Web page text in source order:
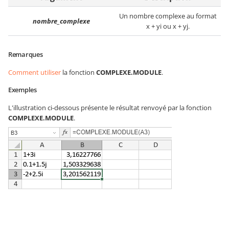
nombre_complexe
Un nombre complexe au format
x + yi ou x + yj.
Remarques
Comment utiliser la fonction COMPLEXE.MODULE.
Exemples
L'illustration ci-dessous présente le résultat renvoyé par la fonction
COMPLEXE.MODULE.